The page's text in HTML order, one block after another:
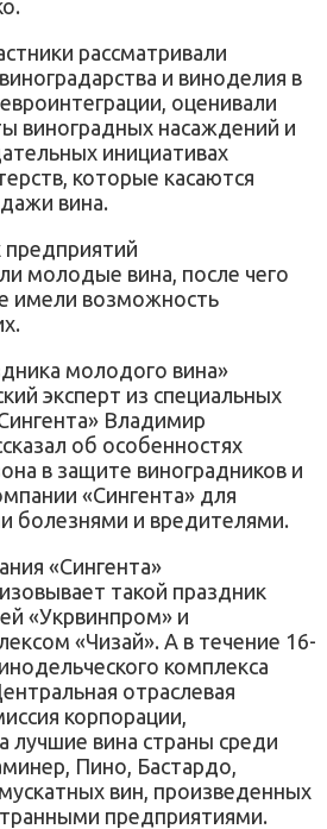
рассматривали
и виноделия в
оценивали
виноградных насаждений и
инициативах
которые касаются
вина.
молодые вина, после чего
имели возможность
молодого вина»
эксперт из специальных
Владимир
об особенностях
в защите виноградников и
«Сингента» для
болезнями и вредителями.
«Сингента»
такой праздник
«Укрвинпром» и
«Чизай». А в течение 16-
комплекса
отраслевая
корпорации,
лучшие вина страны среди
Пино, Бастардо,
вин, произведенных
предприятиями.